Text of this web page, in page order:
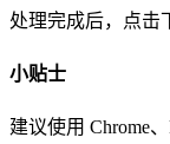
处理完成后，点击
小贴士
建议使用 Chrome